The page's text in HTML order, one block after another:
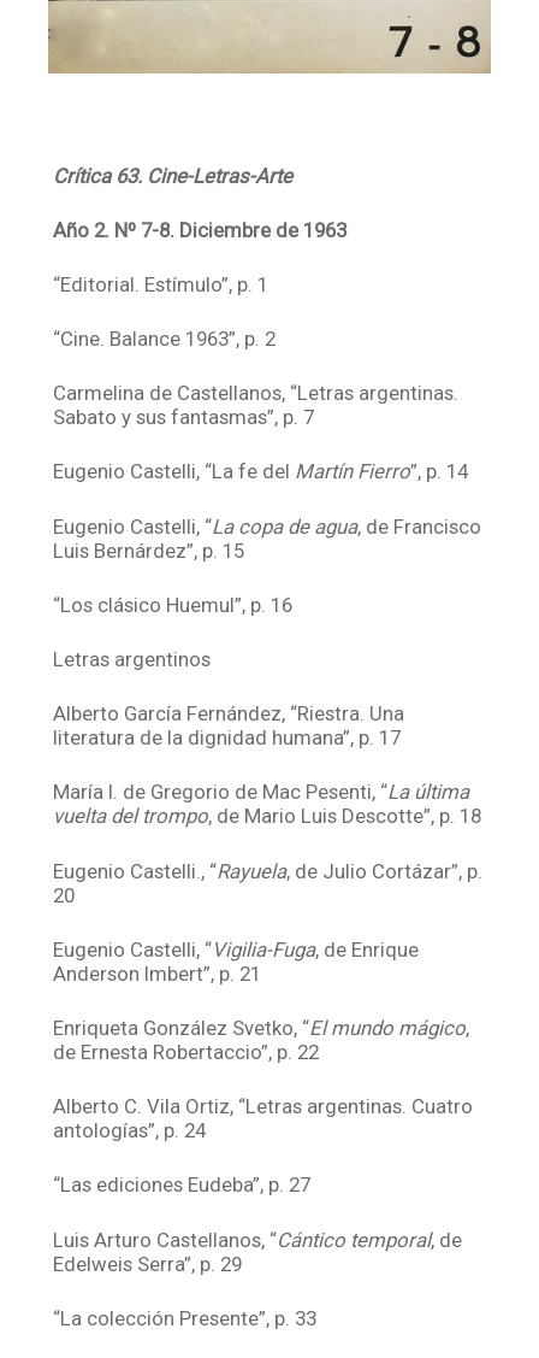
Crítica 63. Cine-Letras-Arte
Año 2. Nº 7-8. Diciembre de 1963
“Editorial. Estímulo”, p. 1
“Cine. Balance 1963”, p. 2
Carmelina de Castellanos, “Letras argentinas.
Sabato y sus fantasmas”, p. 7
Eugenio Castelli, “La fe del Martín Fierro”, p. 14
Eugenio Castelli, “La copa de agua, de Francisco
Luis Bernárdez”, p. 15
“Los clásico Huemul”, p. 16
Letras argentinos
Alberto García Fernández, “Riestra. Una
literatura de la dignidad humana”, p. 17
María I. de Gregorio de Mac Pesenti, “La última
vuelta del trompo, de Mario Luis Descotte”, p. 18
Eugenio Castelli., “Rayuela, de Julio Cortázar”, p.
20
Eugenio Castelli, “Vigilia-Fuga, de Enrique
Anderson Imbert”, p. 21
Enriqueta González Svetko, “El mundo mágico,
de Ernesta Robertaccio”, p. 22
Alberto C. Vila Ortiz, “Letras argentinas. Cuatro
antologías”, p. 24
“Las ediciones Eudeba”, p. 27
Luis Arturo Castellanos, “Cántico temporal, de
Edelweis Serra”, p. 29
“La colección Presente”, p. 33